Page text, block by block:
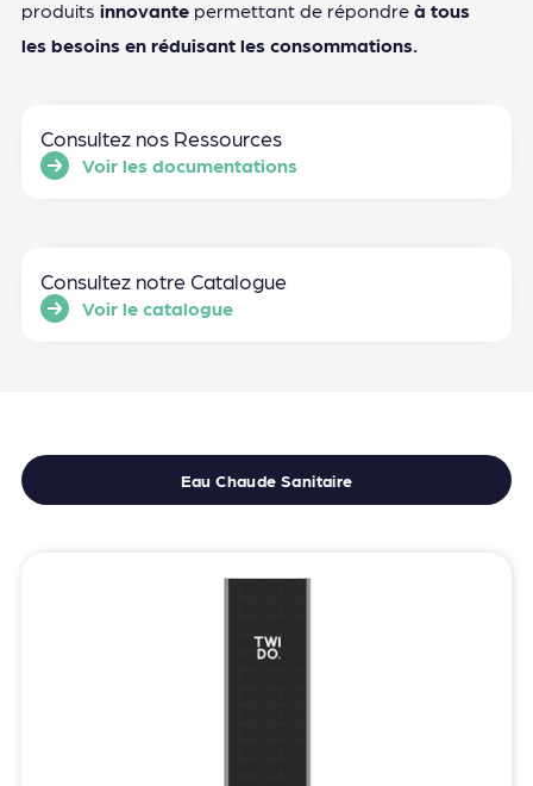
produits innovante permettant de répondreà tous
les besoins en réduisant les consommations.
Consultez nos Ressources
Voir les documentations
Consultez notre Catalogue
Voir le catalogue
Eau Chaude Sanitaire